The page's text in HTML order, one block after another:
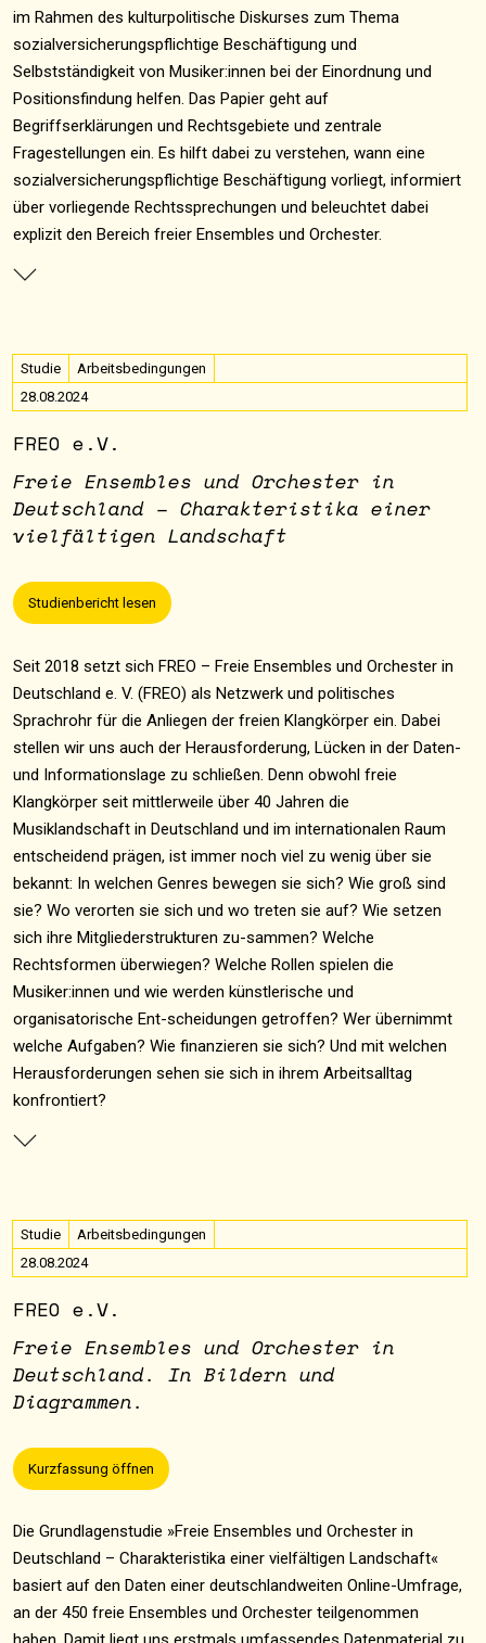
im Rahmen des kulturpolitische Diskurses zum Thema
sozialversicherungspflichtige Beschäftigung und
Selbstständigkeit von Musiker:innen bei der Einordnung und
Positionsfindung helfen. Das Papier geht auf
Begriffserklärungen und Rechtsgebiete und zentrale
Fragestellungen ein. Es hilft dabei zu verstehen, wann eine
sozialversicherungspflichtige Beschäftigung vorliegt, informiert
über vorliegende Rechtssprechungen und beleuchtet dabei
explizit den Bereich freier Ensembles und Orchester.
Studie
Arbeitsbedingungen
28.08.2024
FREO e.V.
Freie Ensembles und Orchester in
Deutschland – Charakteristika einer
vielfältigen Landschaft
Studienbericht lesen
Seit 2018 setzt sich FREO – Freie Ensembles und Orchester in
Deutschland e. V. (FREO) als Netzwerk und politisches
Sprachrohr für die Anliegen der freien Klangkörper ein. Dabei
stellen wir uns auch der Herausforderung, Lücken in der Daten-
und Informationslage zu schließen. Denn obwohl freie
Klangkörper seit mittlerweile über 40 Jahren die
Musiklandschaft in Deutschland und im internationalen Raum
entscheidend prägen, ist immer noch viel zu wenig über sie
bekannt: In welchen Genres bewegen sie sich? Wie groß sind
sie? Wo verorten sie sich und wo treten sie auf? Wie setzen
sich ihre Mitgliederstrukturen zu-sammen? Welche
Rechtsformen überwiegen? Welche Rollen spielen die
Musiker:innen und wie werden künstlerische und
organisatorische Ent-scheidungen getroffen? Wer übernimmt
welche Aufgaben? Wie finanzieren sie sich? Und mit welchen
Herausforderungen sehen sie sich in ihrem Arbeitsalltag
konfrontiert?
Studie
Arbeitsbedingungen
28.08.2024
FREO e.V.
Freie Ensembles und Orchester in
Deutschland. In Bildern und
Diagrammen.
Kurzfassung öffnen
Die Grundlagenstudie »Freie Ensembles und Orchester in
Deutschland – Charakteristika einer vielfältigen Landschaft«
basiert auf den Daten einer deutschlandweiten Online-Umfrage,
an der 450 freie Ensembles und Orchester teilgenommen